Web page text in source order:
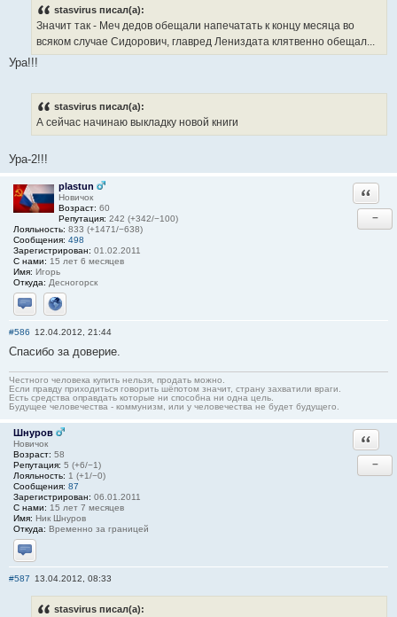
stasvirus писал(а):
Значит так - Меч дедов обещали напечатать к концу месяца во
всяком случае Сидорович, главред Лениздата клятвенно обещал...
Ура!!!
stasvirus писал(а):
А сейчас начинаю выкладку новой книги
Ура-2!!!
plastun
Новичок
Возраст: 60
Репутация: 242 (+342/−100)
Лояльность: 833 (+1471/−638)
Сообщения: 498
Зарегистрирован: 01.02.2011
С нами: 15 лет 6 месяцев
Имя: Игорь
Откуда: Десногорск
Отправить личное сообщение
Сайт
−
#586 12.04.2012, 21:44
Спасибо за доверие.
Честного человека купить нельзя, продать можно.
Если правду приходиться говорить шёпотом значит, страну захватили враги.
Есть средства оправдать которые ни способна ни одна цель.
Будущее человечества - коммунизм, или у человечества не будет будущего.
Шнуров
Новичок
Возраст: 58
Репутация: 5 (+6/−1)
Лояльность: 1 (+1/−0)
Сообщения: 87
Зарегистрирован: 06.01.2011
С нами: 15 лет 7 месяцев
Имя: Ник Шнуров
Откуда: Временно за границей
Отправить личное сообщение
−
#587 13.04.2012, 08:33
stasvirus писал(а):